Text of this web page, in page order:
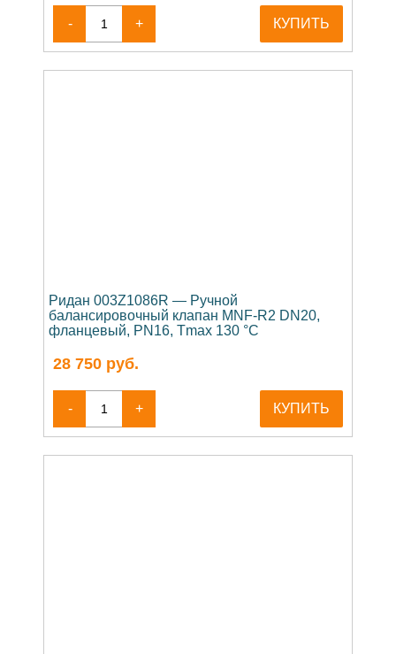
- + КУПИТЬ
Ридан 003Z1086R — Ручной
балансировочный клапан MNF-R2 DN20,
фланцевый, PN16, Tmax 130 °C
28 750 руб.
- + КУПИТЬ